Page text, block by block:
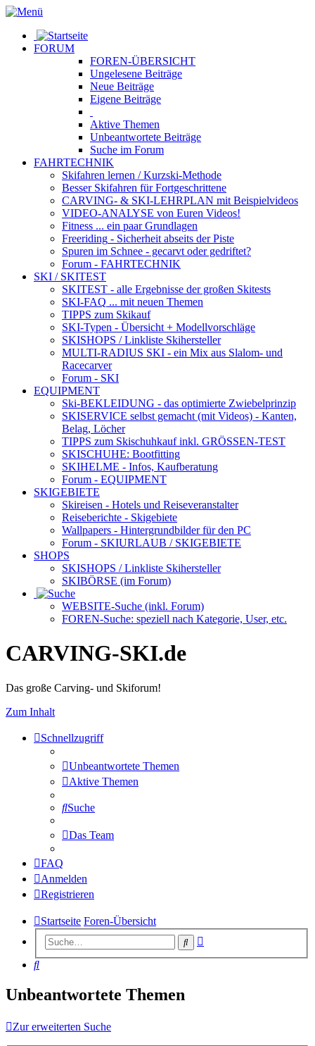
FORUM
FOREN-ÜBERSICHT
Ungelesene Beiträge
Neue Beiträge
Eigene Beiträge
Aktive Themen
Unbeantwortete Beiträge
Suche im Forum
FAHRTECHNIK
Skifahren lernen / Kurzski-Methode
Besser Skifahren für Fortgeschrittene
CARVING- & SKI-LEHRPLAN mit Beispielvideos
VIDEO-ANALYSE von Euren Videos!
Fitness ... ein paar Grundlagen
Freeriding - Sicherheit abseits der Piste
Spuren im Schnee - gecarvt oder gedriftet?
Forum - FAHRTECHNIK
SKI / SKITEST
SKITEST - alle Ergebnisse der großen Skitests
SKI-FAQ ... mit neuen Themen
TIPPS zum Skikauf
SKI-Typen - Übersicht + Modellvorschläge
SKISHOPS / Linkliste Skihersteller
MULTI-RADIUS SKI - ein Mix aus Slalom- und
Racecarver
Forum - SKI
EQUIPMENT
Ski-BEKLEIDUNG - das optimierte Zwiebelprinzip
SKISERVICE selbst gemacht (mit Videos) - Kanten,
Belag, Löcher
TIPPS zum Skischuhkaufinkl. GRÖSSEN-TEST
SKISCHUHE: Bootfitting
SKIHELME - Infos, Kaufberatung
Forum - EQUIPMENT
SKIGEBIETE
Skireisen - Hotels und Reiseveranstalter
Reiseberichte - Skigebiete
Wallpapers - Hintergrundbilder für den PC
Forum - SKIURLAUB / SKIGEBIETE
SHOPS
SKISHOPS / Linkliste Skihersteller
SKIBÖRSE (im Forum)
WEBSITE-Suche (inkl. Forum)
FOREN-Suche: speziell nach Kategorie, User, etc.
CARVING-SKI.de
Das große Carving- und Skiforum!
Zum Inhalt
Schnellzugriff
Unbeantwortete Themen
Aktive Themen
Suche
Das Team
FAQ
Anmelden
Registrieren
Startseite Foren-Übersicht
Suche
Suche
Unbeantwortete Themen
Zur erweiterten Suche